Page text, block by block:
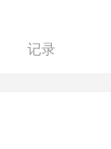
记录